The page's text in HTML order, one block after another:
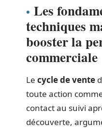
Les
techniques
booster la
commerciale
Le cycle de vente
toute action
contact au suivi
découverte,